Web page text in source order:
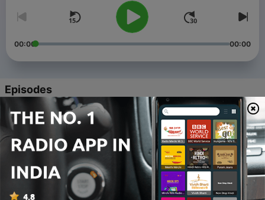
00:00 00:00
Episodes
653 - 中国健身音乐台-瑜伽音乐-微微
14 Sep 2017
中国健身音乐台-瑜伽音乐-微微
14 Sep 2017
651 - 中国健身音乐台-瑜伽音乐-微微